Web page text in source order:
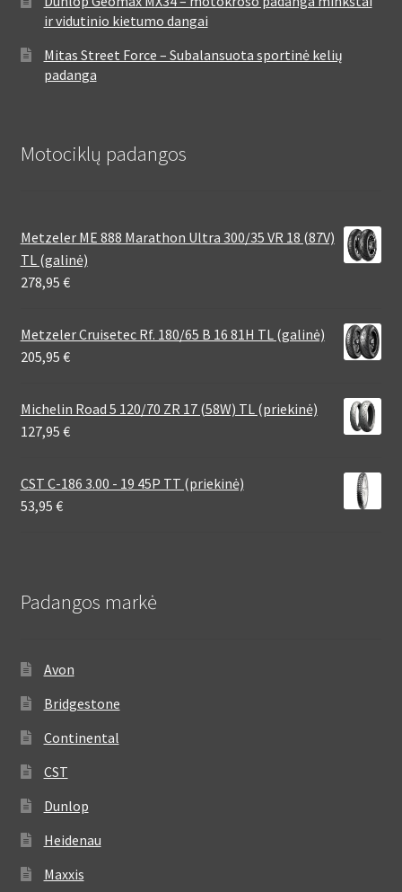
ir vidutinio kietumo dangai
Mitas Street Force – Subalansuota sportinė kelių
padanga
Motociklų padangos
Metzeler ME 888 Marathon Ultra 300/35 VR 18 (87V)
TL (galinė)
278,95 €
Metzeler Cruisetec Rf. 180/65 B 16 81H TL (galinė)
205,95 €
Michelin Road 5 120/70 ZR 17 (58W) TL (priekinė)
127,95 €
CST C-186 3.00 - 19 45P TT (priekinė)
53,95 €
Padangos markė
Avon
Bridgestone
Continental
CST
Dunlop
Heidenau
Maxxis